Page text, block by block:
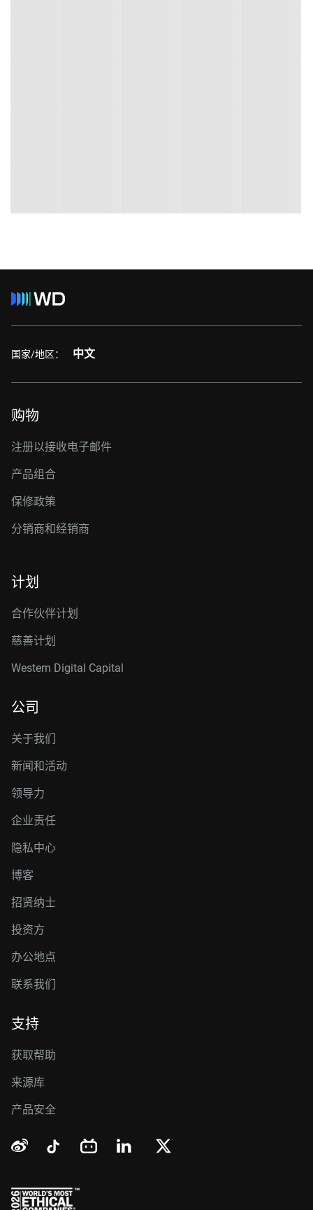
国家/地区： 中文
购物
注册以接收电子邮件
产品组合
保修政策
分销商和经销商
计划
合作伙伴计划
慈善计划
Western Digital Capital
公司
关于我们
新闻和活动
领导力
企业责任
隐私中心
博客
招贤纳士
投资方
办公地点
联系我们
支持
获取帮助
来源库
产品安全